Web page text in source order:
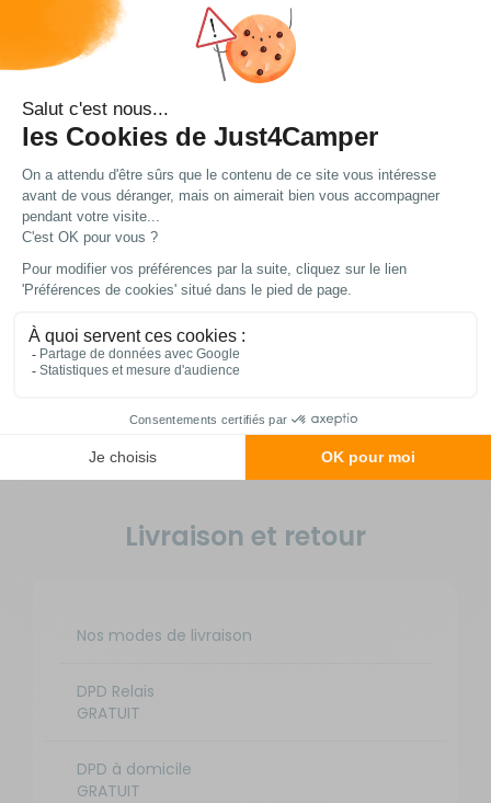
Il est équipé de la technologie LEC pour une
consommation réduite, même en veille, et du
système ICC image+ pour un rendu d’image
optimisé quel que soit l’angle vertical.
Compatible avec l’option LED Sound+ : pour
brancher une ou plusieurs enceintes à son
spatial ou des casques sans fil.
Livré avec télécommande.
complémentaires
Carte FRANSAT incluse dans le pack.
Livraison et retour
Nos modes de livraison
DPD Relais
GRATUIT
DPD à domicile
GRATUIT